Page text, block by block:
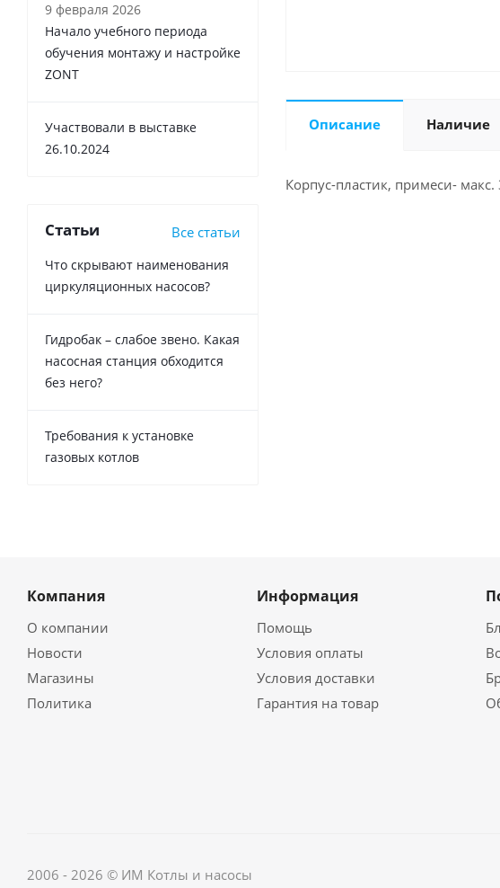
Описание Наличие
Корпус-пластик, примеси-
9 февраля 2026
Начало учебного периода
обучения монтажу и настройке
ZONT
Участвовали в выставке
26.10.2024
Статьи Все статьи
Что скрывают наименования
циркуляционных насосов?
Гидробак – слабое звено. Какая
насосная станция обходится
без него?
Требования к установке
газовых котлов
Компания
О компании
Новости
Магазины
Политика
Информация
Помощь
Условия оплаты
Условия доставки
Гарантия на товар
2006 - 2026 © ИМ Котлы и насосы